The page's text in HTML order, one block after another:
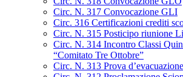
Circ. N. 317 Convocazione GLI
Circ. 316 Certificazioni crediti
Circ. N. 315 Posticipo riunione
Circ. N. 314 Incontro Classi
“Comitato Tre Ottobre”
Circ. N. 313 Prova